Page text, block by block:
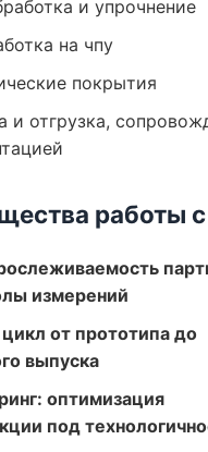
и упрочнение
на чпу
покрытия
и отгрузка,
работы
измерений
от прототипа до
выпуска
оптимизация
под